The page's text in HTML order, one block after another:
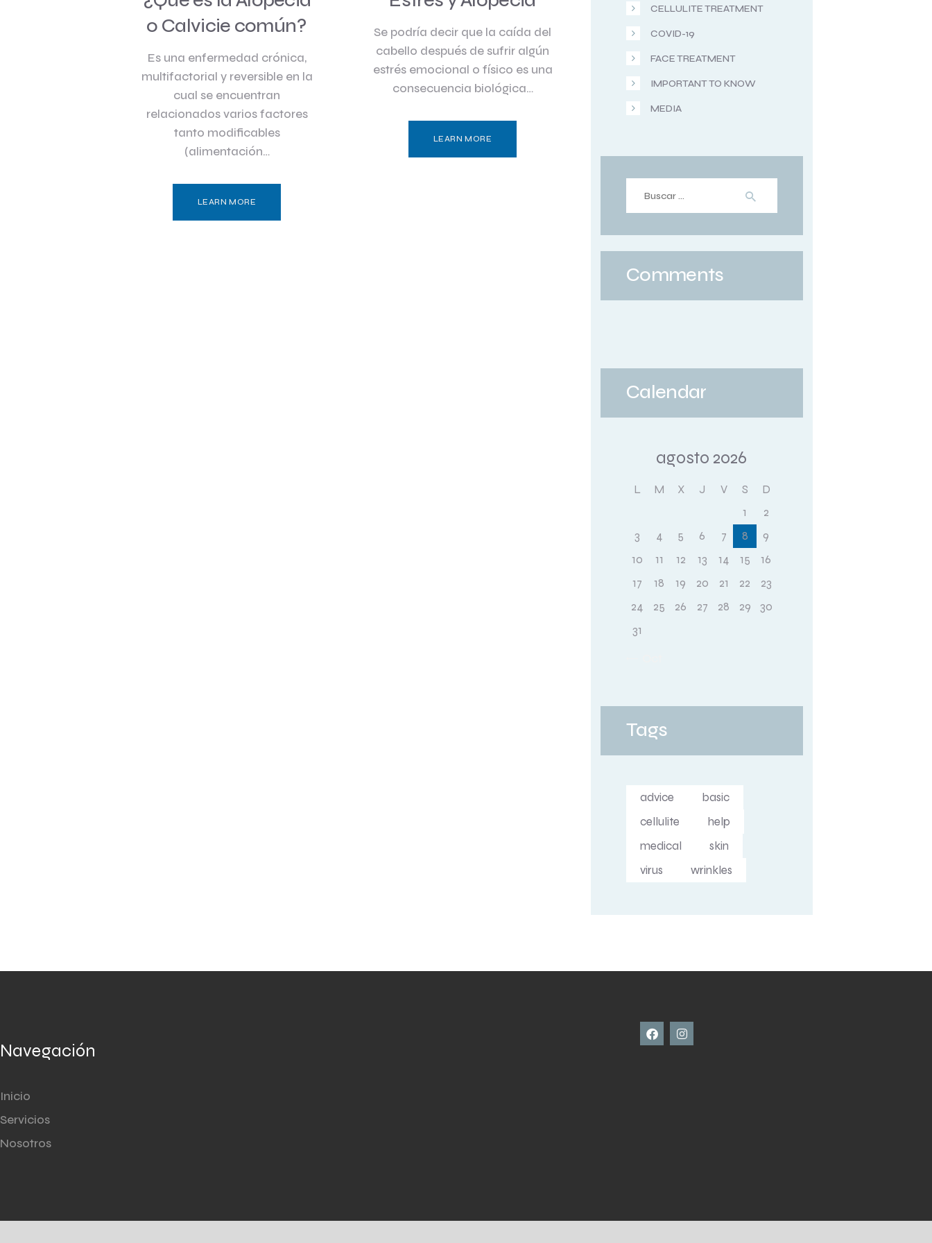
o Calvicie común?
Es una enfermedad crónica,
multifactorial y reversible en la
cual se encuentran
relacionados varios factores
tanto modificables
(alimentación…
LEARN MORE
Se podría decir que la caída del
cabello después de sufrir algún
estrés emocional o físico es una
consecuencia biológica…
LEARN MORE
CELLULITE TREATMENT
COVID-19
FACE TREATMENT
IMPORTANT TO KNOW
MEDIA
Comments
Calendar
agosto 2026
L M X J V S
D
1
2
3
4 5 6 7 8
9
10
11 12 13 14 15
16
17
18 19 20 21 22
23
24
25 26 27 28 29
30
31
Tags
advice
basic
cellulite
help
medical
skin
virus
wrinkles
Navegación
Inicio
Servicios
Nosotros